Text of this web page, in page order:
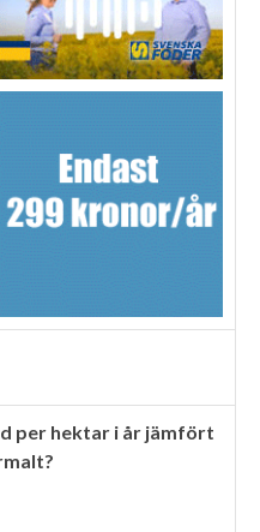
per hektar i år jämfört